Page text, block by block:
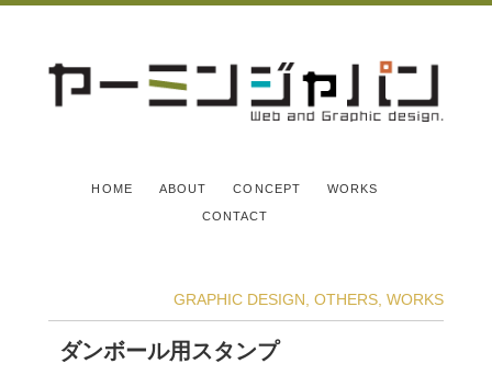
HOME ABOUT CONCEPT WORKS
CONTACT
GRAPHIC DESIGN OTHERS WORKS
ダンボール用スタンプ